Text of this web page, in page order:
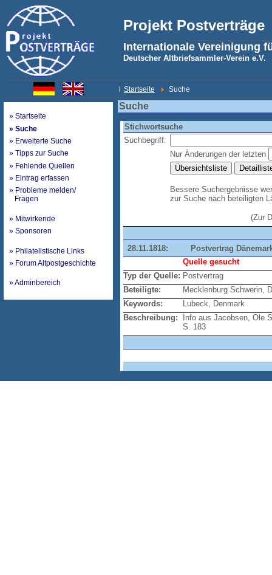
Projekt Postverträge
Internationale Vereinigung
Deutscher Altbriefsammler-Verein e.V.
Startseite Suche
» Startseite
» Suche
» Erweiterte Suche
» Tipps zur Suche
» Fehlende Quellen
» Eintrag erfassen
» Probleme melden/
Fragen
» Mitwirkende
» Sponsoren
» Philatelistische Links
» Forum Altpostgeschichte
» Adminbereich
Suche
Stichwortsuche
Suchbegriff:
Nur Änderungen der letzten
Bessere Suchergebnisse
zur Suche nach beteiligten
(Zur
28.11.1818:
Postvertrag
Quelle gesucht
Typ der Quelle: Postvertrag
Beteiligte:
Mecklenburg Schwerin,
Keywords:
Lubeck, Denmark
Beschreibung:
Info aus Jacobsen, Ole
S. 183